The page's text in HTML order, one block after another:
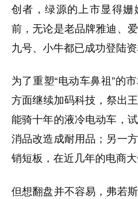
创者，绿源的上市显得姗
前，无论是老品牌雅迪、
九号、小牛都已成功登陆资
为了重塑“电动车鼻祖”的
方面继续加码科技，祭出
能骑十年的液冷电动车，
消品改造成耐用品；另一
销短板，在近几年的电商大
但想翻盘并不容易，弗若